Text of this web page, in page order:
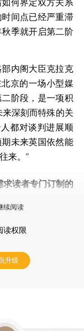
何界定双方关系
间点已经严重滞
季就开启第二阶
内阁大臣克拉克
北京的一场小型媒
阶段，是一项积
来深刻而特殊的关
都对谈判进展顺
未来英国依然能
来。”
读者专门订制的
续阅读
读权限
升级